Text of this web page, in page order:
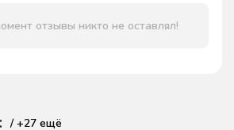
отзывы никто не оставлял!
/ +27 ещё